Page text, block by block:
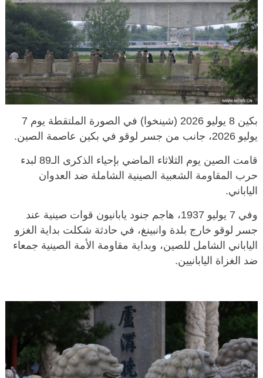
بكين 8 يوليو 2026 (شينخوا) في الصورة الملتقطة يوم 7
يوليو 2026، جانب من جسر لوقو في بكين عاصمة الصين.
قامت الصين يوم الثلاثاء الماضي بإحياء الذكرى الـ89 لبدء
حرب المقاومة الشعبية الصينية الشاملة ضد العدوان
الياباني.
وفي 7 يوليو 1937، هاجم جنود يابانيون قوات صينية عند
جسر لوقو خارج بلدة وانبينغ، في حادثة شكلت بداية الغزو
الياباني الشامل للصين، وبداية مقاومة الأمة الصينية جمعاء
ضد الغزاة اليابانيين.